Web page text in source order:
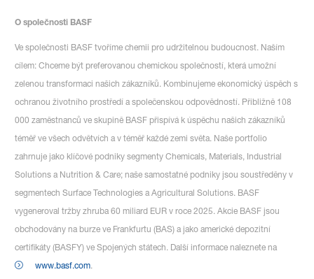
O společnosti BASF
Ve společnosti BASF tvoříme chemii pro udržitelnou budoucnost. Naším
cílem: Chceme být preferovanou chemickou společností, která umožní
zelenou transformaci našich zákazníků. Kombinujeme ekonomický úspěch s
ochranou životního prostředí a společenskou odpovědností. Přibližně 108
000 zaměstnanců ve skupině BASF přispívá k úspěchu našich zákazníků
téměř ve všech odvětvích a v téměř každé zemi světa. Naše portfolio
zahrnuje jako klíčové podniky segmenty Chemicals, Materials, Industrial
Solutions a Nutrition & Care; naše samostatné podniky jsou soustředěny v
segmentech Surface Technologies a Agricultural Solutions. BASF
vygeneroval tržby zhruba 60 miliard EUR v roce 2025. Akcie BASF jsou
obchodovány na burze ve Frankfurtu (BAS) a jako americké depozitní
certifikáty (BASFY) ve Spojených státech. Další informace naleznete na
www.basf.com.